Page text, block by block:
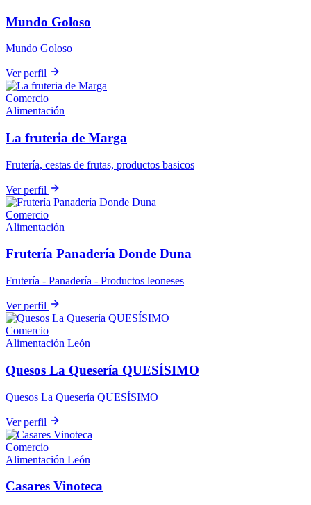
Mundo Goloso
Mundo Goloso
Ver perfil
Comercio
Alimentación
La fruteria de Marga
Frutería, cestas de frutas, productos basicos
Ver perfil
Comercio
Alimentación
Frutería Panadería Donde Duna
Frutería - Panadería - Productos leoneses
Ver perfil
Comercio
Alimentación León
Quesos La Quesería QUESÍSIMO
Quesos La Quesería QUESÍSIMO
Ver perfil
Comercio
Alimentación León
Casares Vinoteca